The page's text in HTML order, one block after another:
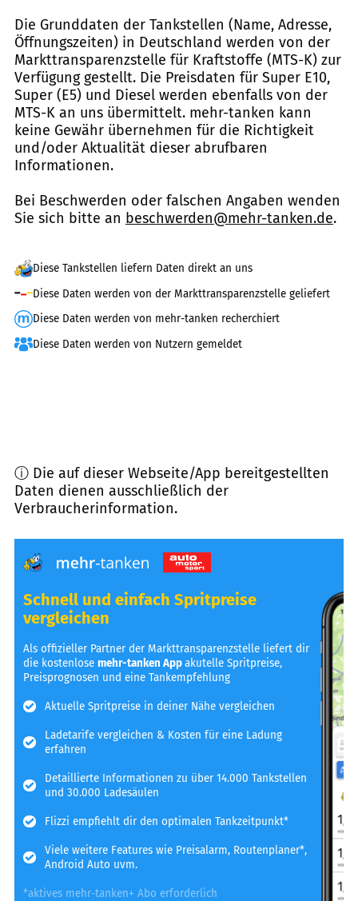
Die Grunddaten der Tankstellen (Name, Adresse,
Öffnungszeiten) in Deutschland werden von der
Markttransparenzstelle für Kraftstoffe (MTS-K) zur
Verfügung gestellt. Die Preisdaten für Super E10,
Super (E5) und Diesel werden ebenfalls von der
MTS-K an uns übermittelt. mehr-tanken kann
keine Gewähr übernehmen für die Richtigkeit
und/oder Aktualität dieser abrufbaren
Informationen.
Bei Beschwerden oder falschen Angaben wenden
Sie sich bitte an beschwerden@mehr-tanken.de.
Diese Tankstellen liefern Daten direkt an uns
Diese Daten werden von der Markttransparenzstelle geliefert
Diese Daten werden von mehr-tanken recherchiert
Diese Daten werden von Nutzern gemeldet
ⓘ Die auf dieser Webseite/App bereitgestellten
Daten dienen ausschließlich der
Verbraucherinformation.
Schnell und einfach Spritpreise
vergleichen
Als offizieller Partner der Markttransparenzstelle liefert dir
die kostenlosemehr-tanken Appakutelle Spritpreise,
Preisprognosen und eine Tankempfehlung
Aktuelle Spritpreise in deiner Nähe vergleichen
Ladetarife vergleichen & Kosten für eine Ladung
erfahren
Detaillierte Informationen zu über 14.000 Tankstellen
und 30.000 Ladesäulen
Flizzi empfiehlt dir den optimalen Tankzeitpunkt*
Viele weitere Features wie Preisalarm, Routenplaner*,
Android Auto uvm.
*aktives mehr-tanken+ Abo erforderlich